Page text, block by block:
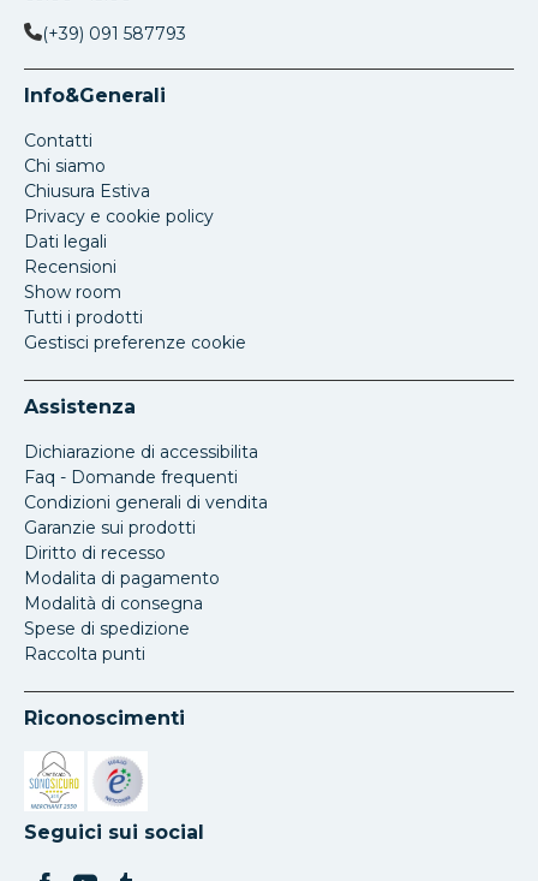
(+39) 091 587793
Info&Generali
Contatti
Chi siamo
Chiusura Estiva
Privacy e cookie policy
Dati legali
Recensioni
Show room
Tutti i prodotti
Gestisci preferenze cookie
Assistenza
Dichiarazione di accessibilita
Faq - Domande frequenti
Condizioni generali di vendita
Garanzie sui prodotti
Diritto di recesso
Modalita di pagamento
Modalità di consegna
Spese di spedizione
Raccolta punti
Riconoscimenti
Si apre in una nuova scheda
Si apre in una nuova scheda
Seguici sui social